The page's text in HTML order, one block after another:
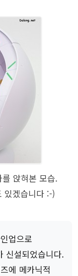
앉혀본 모습.
있겠습니다 :-)
업으로
신설되었습니다.
에 메카닉적